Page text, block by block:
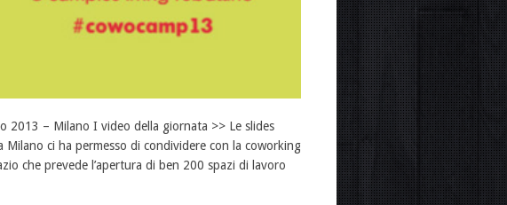
2013 – Milano I video della giornata >> Le slides
Milano ci ha permesso di condividere con la coworking
che prevede l’apertura di ben 200 spazi di lavoro